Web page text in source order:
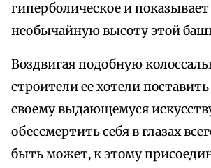
гиперболическое и
необычайную высоту этой
Воздвигая подобную
строители ее хотели
своему выдающемуся
обессмертить себя в глазах
быть может, к этому